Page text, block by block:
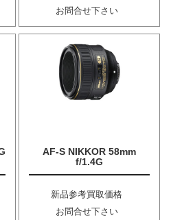
お問合せ下さい
AF-S NIKKOR 58mm
f/1.4G
新品参考買取価格
お問合せ下さい